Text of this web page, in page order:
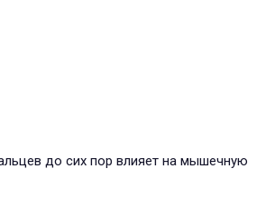
до сих пор влияет на мышечную